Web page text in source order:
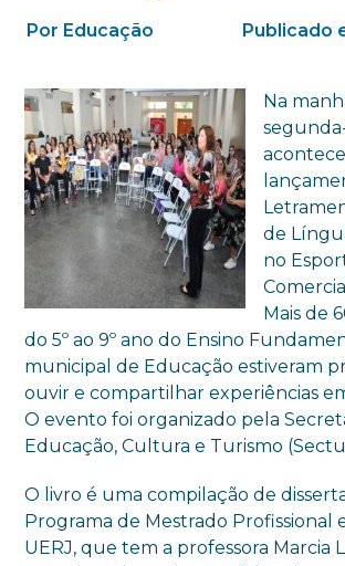
Por Educação Publicado
Na
de
no
Mais de
do 5º ao 9º ano do Ensino
municipal de Educação estiveram
ouvir e compartilhar experiências
O evento foi organizado pela
Educação, Cultura e Turismo
O livro é uma compilação de
Programa de Mestrado Profissional
UERJ, que tem a professora Marcia